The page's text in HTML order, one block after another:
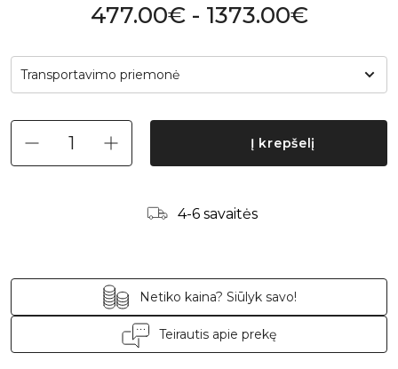
477.00€ - 1373.00€
Transportavimo priemonė
Į krepšelį
4-6 savaitės
Netiko kaina? Siūlyk savo!
Teirautis apie prekę